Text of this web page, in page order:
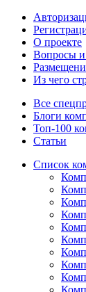
О проекте
Вопросы и
Из чего
Все
Блоги
Топ-100
Статьи
Список